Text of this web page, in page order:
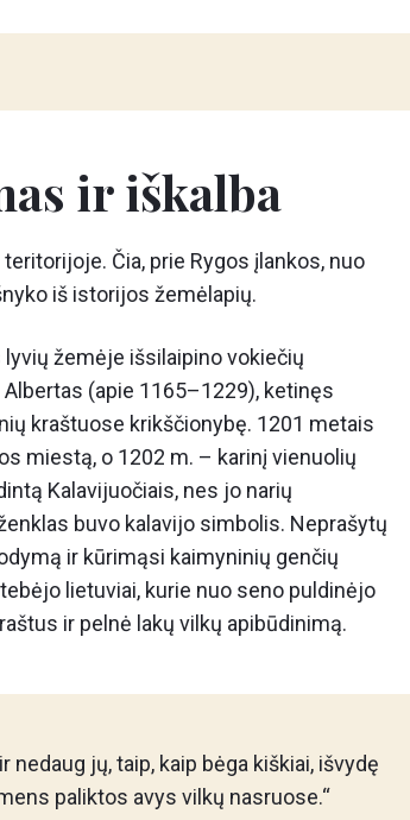
ir iškalba
Čia, prie Rygos įlankos, nuo
iš istorijos žemėlapių.
žemėje išsilaipino vokiečių
(apie 1165–1229), ketinęs
kraštuose krikščionybę. 1201 metais
miestą, o 1202 m. – karinį vienuolių
Kalavijuočiais, nes jo narių
buvo kalavijo simbolis. Neprašytų
ir kūrimąsi kaimyninių genčių
lietuviai, kurie nuo seno puldinėjo
ir pelnė lakų vilkų apibūdinimą.
jų, taip, kaip bėga kiškiai, išvydę
paliktos avys vilkų nasruose.“